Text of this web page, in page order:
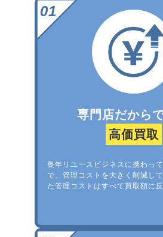
専門店だから
高価買取
長年リユースビジネスに携わっ
で、管理コストを大きく削減し
た管理コストはすべて買取額に